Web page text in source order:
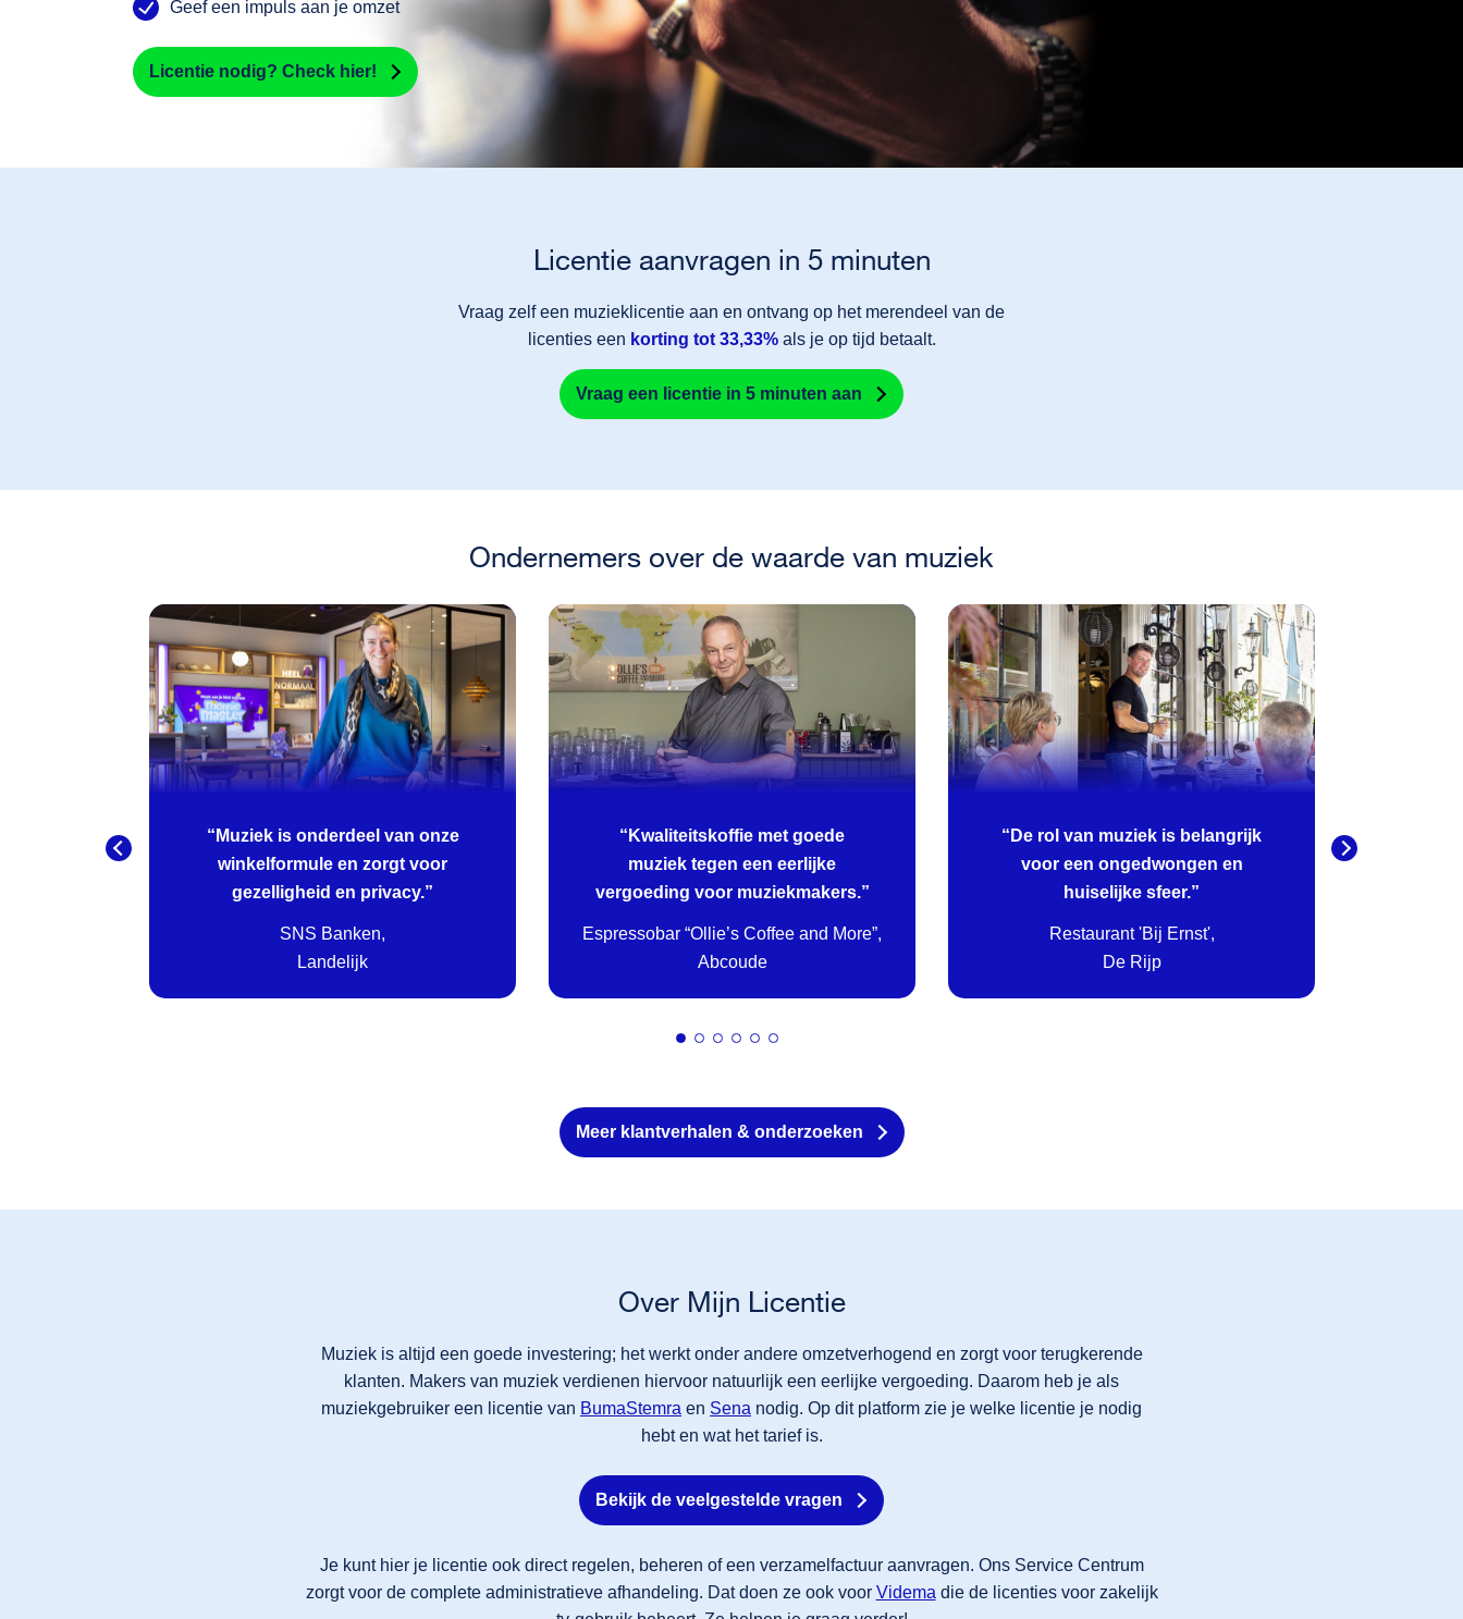
Geef een impuls aan je omzet
Licentie nodig? Check hier!
Licentie aanvragen in 5 minuten
Vraag zelf een muzieklicentie aan en ontvang op het merendeel van de
licenties een korting tot 33,33%als je op tijd betaalt.
Vraag een licentie in 5 minuten aan
Ondernemers over de waarde van muziek
“Muziek is onderdeel van onze
winkelformule en zorgt voor
gezelligheid en privacy.”
SNS Banken,
Landelijk
“Kwaliteitskoffie met goede
muziek tegen een eerlijke
vergoeding voor muziekmakers.”
Espressobar “Ollie’s Coffee and More”,
Abcoude
“De rol van muziek is belangrijk
voor een ongedwongen en
huiselijke sfeer.”
Restaurant 'Bij Ernst',
De Rijp
Meer klantverhalen & onderzoeken
Over Mijn Licentie
Muziek is altijd een goede investering; het werkt onder andere omzetverhogend en zorgt voor terugkerende
klanten. Makers van muziek verdienen hiervoor natuurlijk een eerlijke vergoeding. Daarom heb je als
muziekgebruiker een licentie van BumaStemra en Sena nodig. Op dit platform zie je welke licentie je nodig
hebt en wat het tarief is.
Bekijk de veelgestelde vragen
Je kunt hier je licentie ook direct regelen, beheren of een verzamelfactuur aanvragen. Ons Service Centrum
zorgt voor de complete administratieve afhandeling. Dat doen ze ook voor Videma die de licenties voor zakelijk